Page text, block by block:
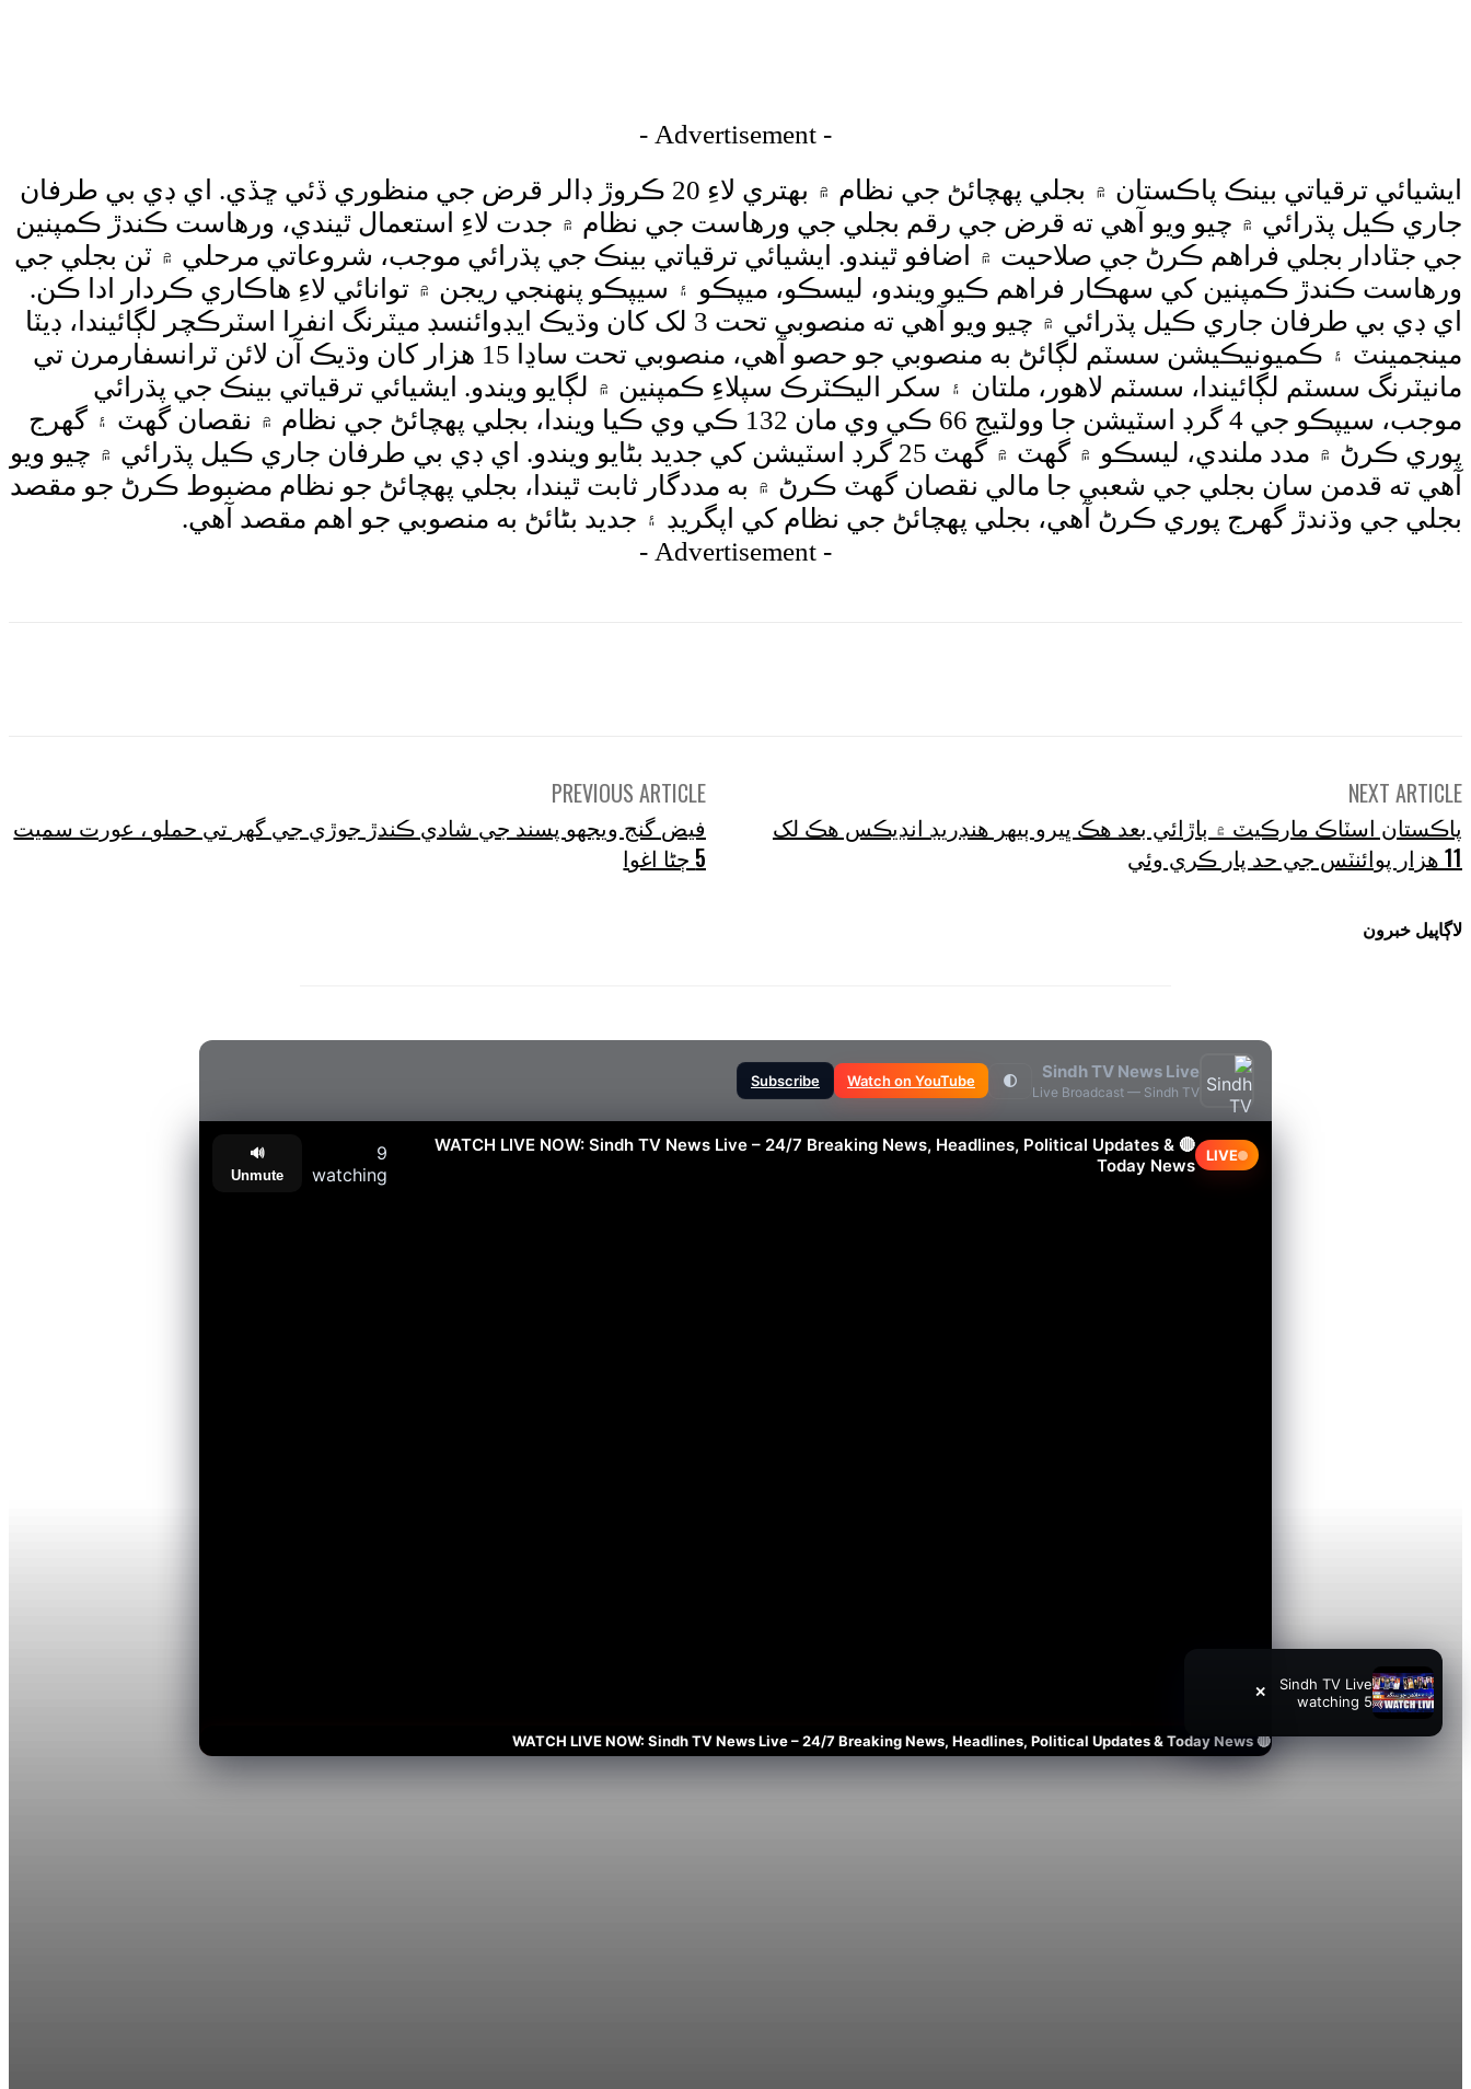
- Advertisement -
ايشيائي ترقياتي بينڪ پاڪستان ۾ بجلي پهچائڻ جي نظام ۾ بهتري لاءِ 20 ڪروڙ ڊالر قرض جي منظوري ڏئي ڇڏي. اي ڊي بي طرفان
جاري ڪيل پڌرائي ۾ چيو ويو آهي ته قرض جي رقم بجلي جي ورهاست جي نظام ۾ جدت لاءِ استعمال ٿيندي، ورهاست ڪندڙ ڪمپنين
جي جٽادار بجلي فراهم ڪرڻ جي صلاحيت ۾ اضافو ٿيندو. ايشيائي ترقياتي بينڪ جي پڌرائي موجب، شروعاتي مرحلي ۾ ٽن بجلي جي
ورهاست ڪندڙ ڪمپنين کي سهڪار فراهم ڪيو ويندو، ليسڪو، ميپڪو ۽ سيپڪو پنهنجي ريجن ۾ توانائي لاءِ هاڪاري ڪردار ادا ڪن.
اي ڊي بي طرفان جاري ڪيل پڌرائي ۾ چيو ويو آهي ته منصوبي تحت 3 لک کان وڌيڪ ايڊوائنسڊ ميٽرنگ انفرا اسٽرڪچر لڳائيندا، ڊيٽا
مينجمينٽ ۽ ڪميونيڪيشن سسٽم لڳائڻ به منصوبي جو حصو آهي، منصوبي تحت ساڍا 15 هزار کان وڌيڪ آن لائن ٽرانسفارمرن تي
مانيٽرنگ سسٽم لڳائيندا، سسٽم لاهور، ملتان ۽ سکر اليڪٽرڪ سپلاءِ ڪمپنين ۾ لڳايو ويندو. ايشيائي ترقياتي بينڪ جي پڌرائي
موجب، سيپڪو جي 4 گرڊ اسٽيشن جا وولٽيج 66 ڪي وي مان 132 ڪي وي ڪيا ويندا، بجلي پهچائڻ جي نظام ۾ نقصان گهٽ ۽ گهرج
پوري ڪرڻ ۾ مدد ملندي، ليسڪو ۾ گهٽ ۾ گهٽ 25 گرڊ اسٽيشن کي جديد بڻايو ويندو. اي ڊي بي طرفان جاري ڪيل پڌرائي ۾ چيو ويو
آهي ته قدمن سان بجلي جي شعبي جا مالي نقصان گهٽ ڪرڻ ۾ به مددگار ثابت ٿيندا، بجلي پهچائڻ جو نظام مضبوط ڪرڻ جو مقصد
بجلي جي وڌندڙ گهرج پوري ڪرڻ آهي، بجلي پهچائڻ جي نظام کي اپگريڊ ۽ جديد بڻائڻ به منصوبي جو اهم مقصد آهي.
- Advertisement -
PREVIOUS ARTICLE
فيض گنج ويجهو پسند جي شادي ڪندڙ جوڙي جي گهر تي حملو ، عورت سميت
5 ڄڻا اغوا
NEXT ARTICLE
پاڪستان اسٽاڪ مارڪيٽ ۾ ٻاڙائي بعد هڪ ڀيرو ٻيهر هنڊريڊ انڊيڪس هڪ لک
11 هزار پوائنٽس جي حد پار ڪري وئي
لاڳاپيل خبرون
Sindh TV News Live
Live Broadcast — Sindh TV
🌓
Watch on YouTube
Subscribe
LIVE
🔴 WATCH LIVE NOW: Sindh TV News Live – 24/7 Breaking News, Headlines, Political Updates &
Today News
9
watching
🔊
Unmute
🔴 WATCH LIVE NOW: Sindh TV News Live – 24/7 Breaking News, Headlines, Political Updates & Today News
Sindh TV Live
5 watching
✕